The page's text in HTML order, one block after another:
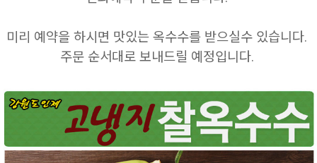
미리 예약을 하시면 맛있는 옥수수를 받으실수 있습니다.
주문 순서대로 보내드릴 예정입니다.